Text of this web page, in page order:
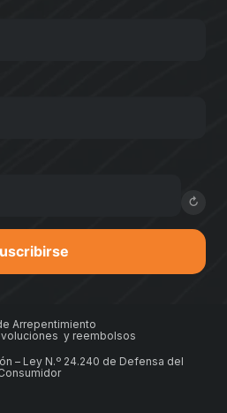
↻
Arrepentimiento
y reembolsos
– Ley N.º 24.240 de Defensa del